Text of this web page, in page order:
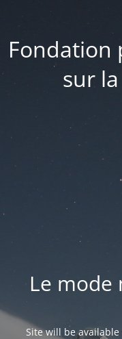
Fondation
sur
Le mode
Site will be